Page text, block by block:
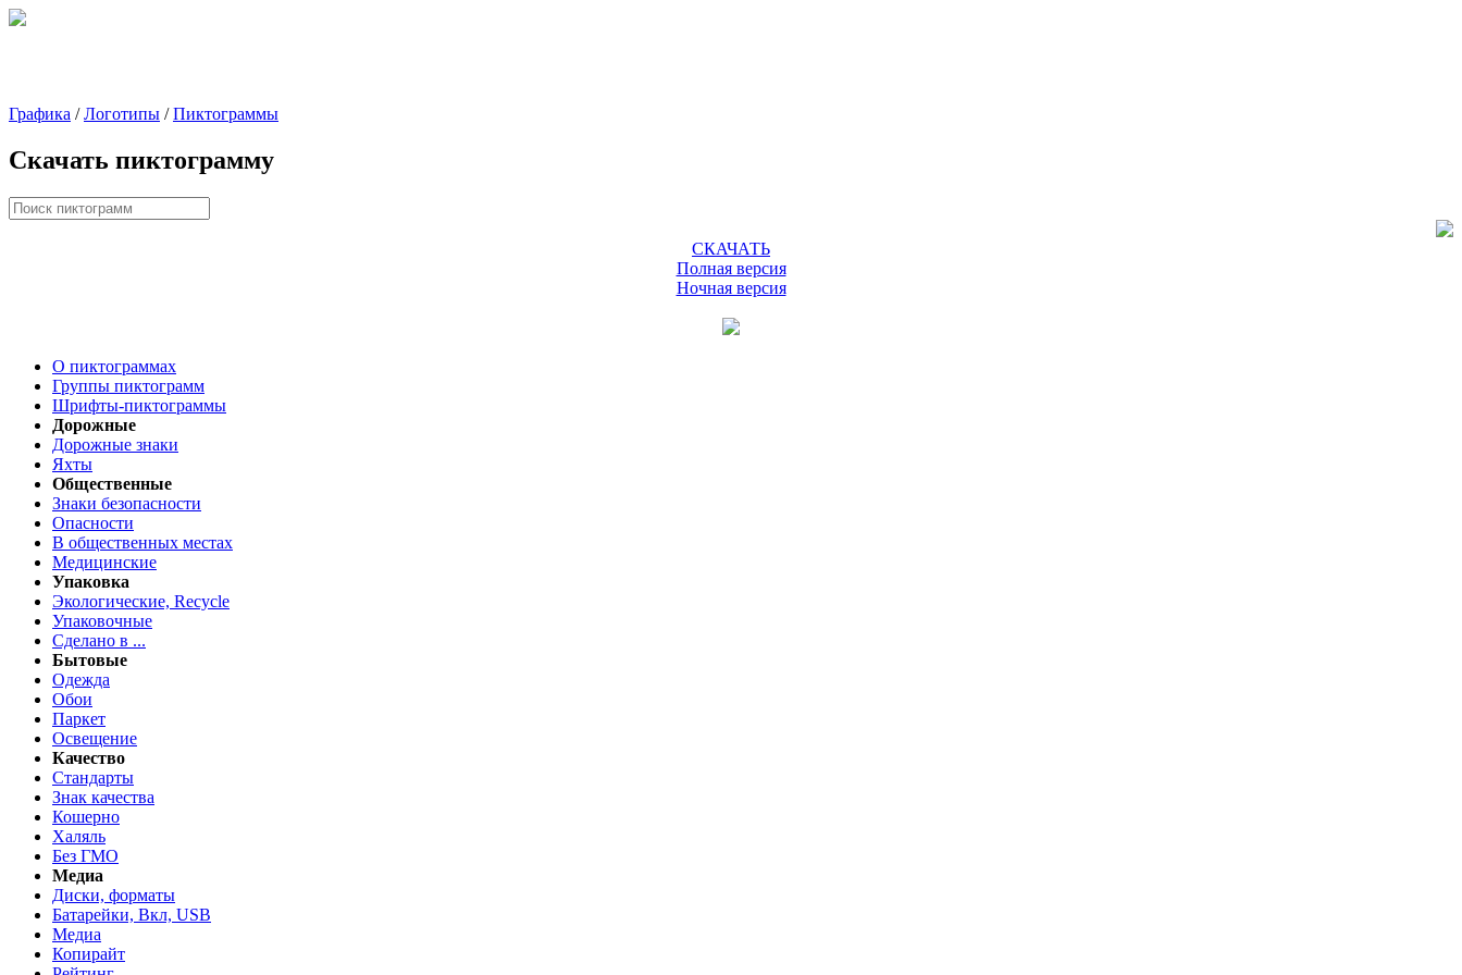
Графика /Логотипы /Пиктограммы
Скачать пиктограмму
СКАЧАТЬ
Полная версия
Ночная версия
О пиктограммах
Группы пиктограмм
Шрифты-пиктограммы
Дорожные
Дорожные знаки
Яхты
Общественные
Знаки безопасности
Опасности
В общественных местах
Медицинские
Упаковка
Экологические, Recycle
Упаковочные
Сделано в ...
Бытовые
Одежда
Обои
Паркет
Освещение
Качество
Стандарты
Знак качества
Кошерно
Халяль
Без ГМО
Медиа
Диски, форматы
Батарейки, Вкл, USB
Медиа
Копирайт